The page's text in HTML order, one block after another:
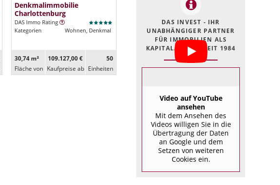
Denkmalimmobilie
Charlottenburg
DAS Immo Rating
Kategorien
Wohnen, Denkmal
30,74 m²
Fläche von
109.127,00 €
Kaufpreise ab
50
Ein­heiten
DAS INVEST - IHR
UNABHÄNGIGER PARTNER
FÜR IMMOBILIEN ALS
KAPITALANLAGE SEIT 1984
Video auf YouTube
ansehen
Mit dem Ansehen des
Videos willigen Sie in die
Übertragung der Daten
an Google und dem
Setzen von weiteren
Cookies ein.